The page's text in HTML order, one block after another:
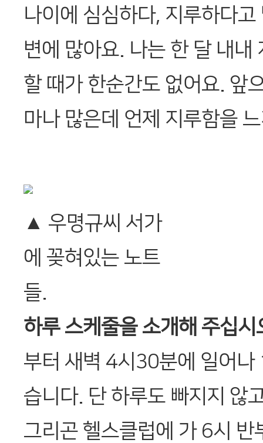
나이에 심심하다, 지루하다
변에 많아요. 나는 한 달 내내
할 때가 한순간도 없어요. 앞
마나 많은데 언제 지루함을
▲ 우명규씨 서가
에 꽂혀있는 노트
들.
하루 스케줄을 소개해 주십시
부터 새벽 4시30분에 일어
습니다. 단 하루도 빠지지 않
그리곤 헬스클럽에 가 6시 반